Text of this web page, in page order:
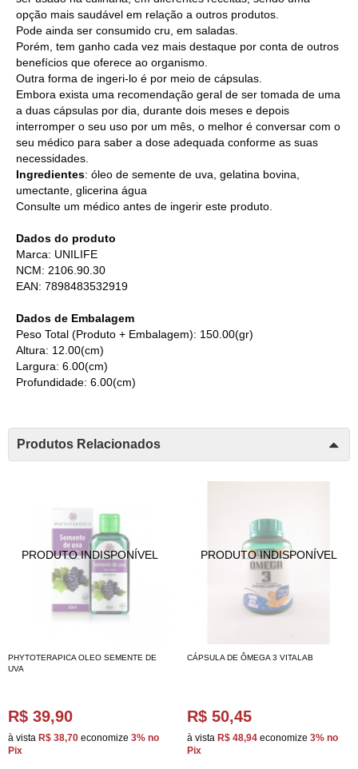
opção mais saudável em relação a outros produtos.
Pode ainda ser consumido cru, em saladas.
Porém, tem ganho cada vez mais destaque por conta de outros
benefícios que oferece ao organismo.
Outra forma de ingeri-lo é por meio de cápsulas.
Embora exista uma recomendação geral de ser tomada de uma
a duas cápsulas por dia, durante dois meses e depois
interromper o seu uso por um mês, o melhor é conversar com o
seu médico para saber a dose adequada conforme as suas
necessidades.
Ingredientes: óleo de semente de uva, gelatina bovina,
umectante, glicerina água
Consulte um médico antes de ingerir este produto.
Dados do produto
Marca: UNILIFE
NCM: 2106.90.30
EAN: 7898483532919
Dados de Embalagem
Peso Total (Produto + Embalagem): 150.00(gr)
Altura: 12.00(cm)
Largura: 6.00(cm)
Profundidade: 6.00(cm)
Produtos Relacionados
PHYTOTERAPICA OLEO SEMENTE DE
UVA
R$ 39,90
à vista R$ 38,70 economize 3% no
Pix
CÁPSULA DE ÔMEGA 3 VITALAB
R$ 50,45
à vista R$ 48,94 economize 3% no
Pix